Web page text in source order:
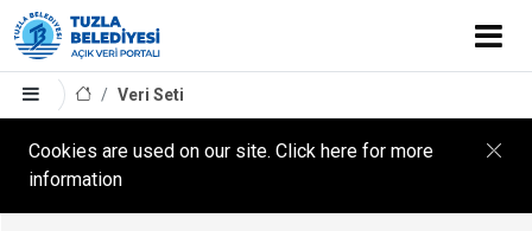
Veri Seti
Cookies are used on our site. Click here for more
information